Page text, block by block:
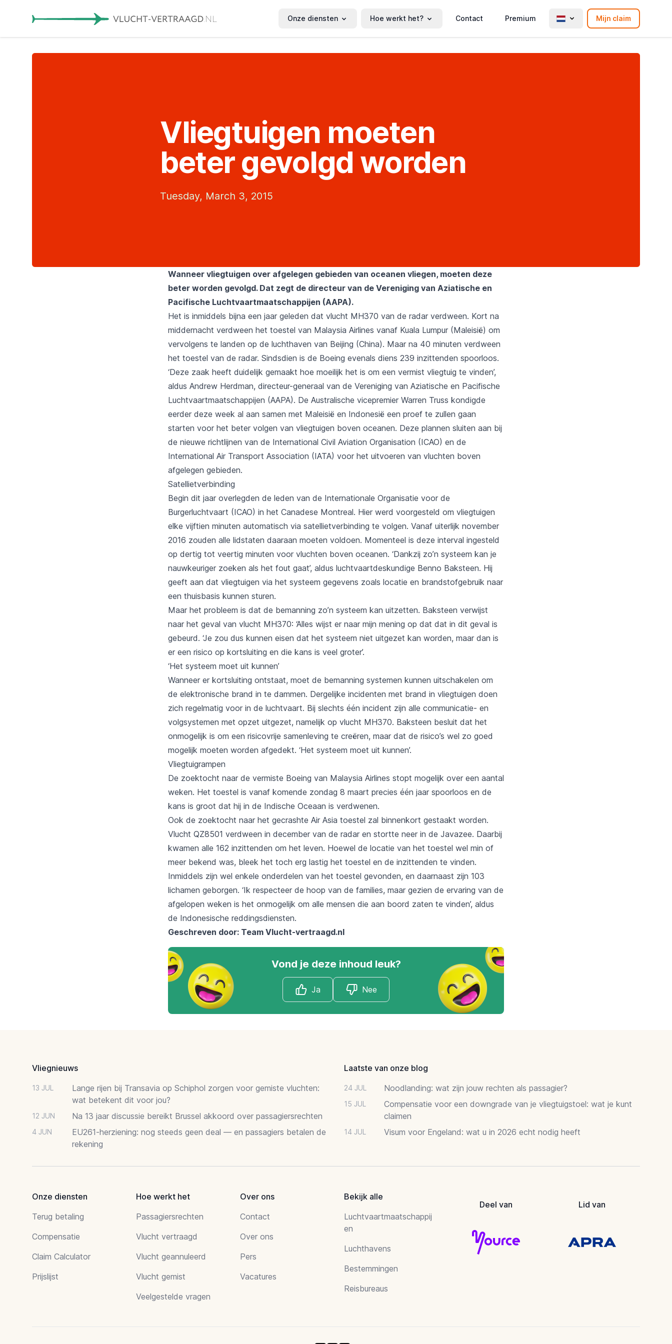
Onze diensten Hoe werkt het? Contact Premium Mijn claim
Vliegtuigen moeten
beter gevolgd worden
Tuesday, March 3, 2015
Wanneer vliegtuigen over afgelegen gebieden van oceanen vliegen, moeten deze
beter worden gevolgd. Dat zegt de directeur van de Vereniging van Aziatische en
Pacifische Luchtvaartmaatschappijen (AAPA).
Het is inmiddels bijna een jaar geleden dat vlucht MH370 van de radar verdween. Kort na
middernacht verdween het toestel van Malaysia Airlines vanaf Kuala Lumpur (Maleisië) om
vervolgens te landen op de luchthaven van Beijing (China). Maar na 40 minuten verdween
het toestel van de radar. Sindsdien is de Boeing evenals diens 239 inzittenden spoorloos.
‘Deze zaak heeft duidelijk gemaakt hoe moeilijk het is om een vermist vliegtuig te vinden’,
aldus Andrew Herdman, directeur-generaal van de Vereniging van Aziatische en Pacifische
Luchtvaartmaatschappijen (AAPA). De Australische vicepremier Warren Truss kondigde
eerder deze week al aan samen met Maleisië en Indonesië een proef te zullen gaan
starten voor het beter volgen van vliegtuigen boven oceanen. Deze plannen sluiten aan bij
de nieuwe richtlijnen van de International Civil Aviation Organisation (ICAO) en de
International Air Transport Association (IATA) voor het uitvoeren van vluchten boven
afgelegen gebieden.
Satellietverbinding
Begin dit jaar overlegden de leden van de Internationale Organisatie voor de
Burgerluchtvaart (ICAO) in het Canadese Montreal. Hier werd voorgesteld om vliegtuigen
elke vijftien minuten automatisch via satellietverbinding te volgen. Vanaf uiterlijk november
2016 zouden alle lidstaten daaraan moeten voldoen. Momenteel is deze interval ingesteld
op dertig tot veertig minuten voor vluchten boven oceanen. ‘Dankzij zo’n systeem kan je
nauwkeuriger zoeken als het fout gaat’, aldus luchtvaartdeskundige Benno Baksteen. Hij
geeft aan dat vliegtuigen via het systeem gegevens zoals locatie en brandstofgebruik naar
een thuisbasis kunnen sturen.
Maar het probleem is dat de bemanning zo’n systeem kan uitzetten. Baksteen verwijst
naar het geval van vlucht MH370: ‘Alles wijst er naar mijn mening op dat dat in dit geval is
gebeurd. ‘Je zou dus kunnen eisen dat het systeem niet uitgezet kan worden, maar dan is
er een risico op kortsluiting en die kans is veel groter’.
‘Het systeem moet uit kunnen’
Wanneer er kortsluiting ontstaat, moet de bemanning systemen kunnen uitschakelen om
de elektronische brand in te dammen. Dergelijke incidenten met brand in vliegtuigen doen
zich regelmatig voor in de luchtvaart. Bij slechts één incident zijn alle communicatie- en
volgsystemen met opzet uitgezet, namelijk op vlucht MH370. Baksteen besluit dat het
onmogelijk is om een risicovrije samenleving te creëren, maar dat de risico’s wel zo goed
mogelijk moeten worden afgedekt. ‘Het systeem moet uit kunnen’.
Vliegtuigrampen
De zoektocht naar de vermiste Boeing van Malaysia Airlines stopt mogelijk over een aantal
weken. Het toestel is vanaf komende zondag 8 maart precies één jaar spoorloos en de
kans is groot dat hij in de Indische Oceaan is verdwenen.
Ook de zoektocht naar het gecrashte Air Asia toestel zal binnenkort gestaakt worden.
Vlucht QZ8501 verdween in december van de radar en stortte neer in de Javazee. Daarbij
kwamen alle 162 inzittenden om het leven. Hoewel de locatie van het toestel wel min of
meer bekend was, bleek het toch erg lastig het toestel en de inzittenden te vinden.
Inmiddels zijn wel enkele onderdelen van het toestel gevonden, en daarnaast zijn 103
lichamen geborgen. ‘Ik respecteer de hoop van de families, maar gezien de ervaring van de
afgelopen weken is het onmogelijk om alle mensen die aan boord zaten te vinden’, aldus
de Indonesische reddingsdiensten.
Geschreven door: Team Vlucht-vertraagd.nl
Vond je deze inhoud leuk?
Ja Nee
Vliegnieuws
13 JUL
Lange rijen bij Transavia op Schiphol zorgen voor gemiste vluchten:
wat betekent dit voor jou?
12 JUN Na 13 jaar discussie bereikt Brussel akkoord over passagiersrechten
4 JUN
EU261-herziening: nog steeds geen deal — en passagiers betalen de
rekening
Laatste van onze blog
24 JUL Noodlanding: wat zijn jouw rechten als passagier?
15 JUL
Compensatie voor een downgrade van je vliegtuigstoel: wat je kunt
claimen
14 JUL Visum voor Engeland: wat u in 2026 echt nodig heeft
Onze diensten
Terug betaling
Compensatie
Claim Calculator
Prijslijst
Hoe werkt het
Passagiersrechten
Vlucht vertraagd
Vlucht geannuleerd
Vlucht gemist
Veelgestelde vragen
Over ons
Contact
Over ons
Pers
Vacatures
Bekijk alle
Luchtvaartmaatschappij
en
Luchthavens
Bestemmingen
Reisbureaus
Deel van Lid van